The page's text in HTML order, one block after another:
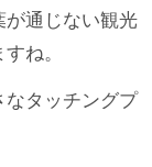
通じない観光
ね。
なタッチングプ